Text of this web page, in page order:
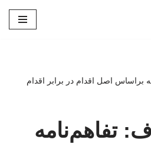
براساس اصل اقدام در برابر اقدام
تفاهم‌نامه